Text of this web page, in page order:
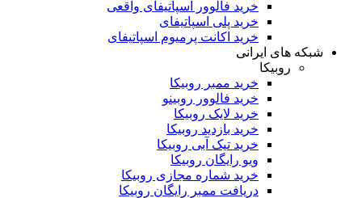
خرید فالوور اسپاتیفای واقعی
خرید پلی اسپاتیفای
خرید اکانت پرمیوم اسپاتیفای
شبکه های ایرانی
روبیکا
خرید ممبر روبیکا
خرید فالوور روبینو
خرید لایک روبیکا
خرید بازدید روبیکا
خرید تیک آبی روبیکا
ویو رایگان روبیکا
خرید شماره مجازی روبیکا
دریافت ممبر رایگان روبیکا